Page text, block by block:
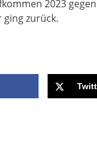
2023
zurück.